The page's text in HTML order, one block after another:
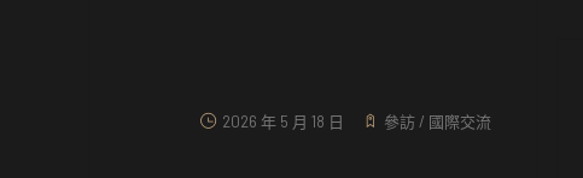
2026 年 5 月 18 日 參訪 / 國際交流